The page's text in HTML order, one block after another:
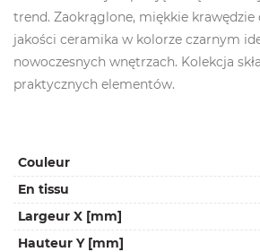
trend. Zaokrąglone, miękkie krawędzie
jakości ceramika w kolorze czarnym
nowoczesnych wnętrzach. Kolekcja
praktycznych elementów.
Couleur
En tissu
Largeur X [mm]
Hauteur Y [mm]